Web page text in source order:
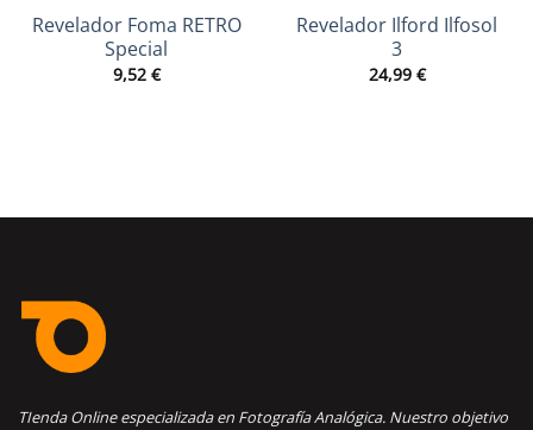
Revelador Foma RETRO
Special
9,52 €
Revelador Ilford Ilfosol
3
24,99 €
TIenda Online especializada en Fotografía Analógica. Nuestro objetivo